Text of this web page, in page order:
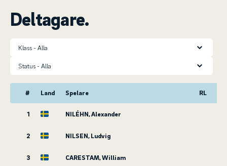
Deltagare.
Klass
Status
# Land Spelare RL
1 NILÉHN, Alexander
2 NILSEN, Ludvig
3 CARESTAM, William